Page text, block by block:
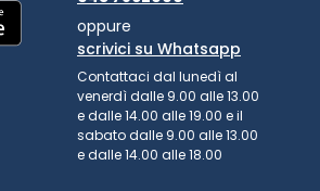
oppure
scrivici su Whatsapp
Contattaci dal lunedì al
venerdì dalle 9.00 alle 13.00
e dalle 14.00 alle 19.00 e il
sabato dalle 9.00 alle 13.00
e dalle 14.00 alle 18.00